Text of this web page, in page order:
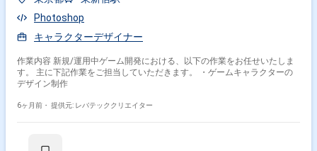
Photoshop
キャラクターデザイナー
作業内容 新規/運用中ゲーム開発における、以下の作業をお任せいたしま
す。 主に下記作業をご担当していただきます。 ・ゲームキャラクターの
デザイン制作
6ヶ月前・ 提供元: レバテッククリエイター